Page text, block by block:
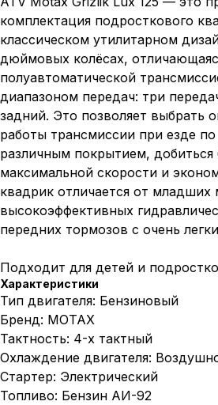
комплектация подросткового
классическом утилитарном
дюймовых колёсах,
полуавтоматической
диапазоном передач: три
задний. Это позволяет выбрать
работы трансмиссии при езде
различным покрытием, добиться
максимальной скорости и
квадрик отличается от младших
высокоэффективных
передних тормозов с очень
Подходит для детей и
Характеристики
Тип двигателя: Бензиновый
Бренд: MOTAX
Тактность: 4-х тактный
Охлаждение двигателя:
Стартер: Электрический
Топливо: Бензин АИ-92